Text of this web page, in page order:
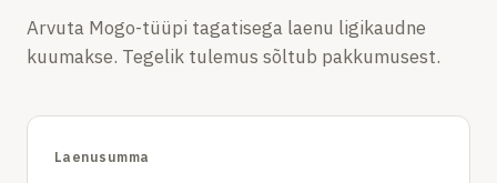
Arvuta Mogo-tüüpi tagatisega laenu ligikaudne
kuumakse. Tegelik tulemus sõltub pakkumusest.
Laenusumma